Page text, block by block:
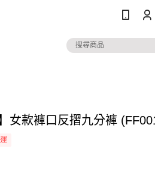
女款褲口反摺九分褲